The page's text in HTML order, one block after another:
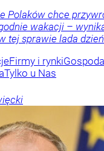
Polaków chce
wakacji –
tej sprawie lada
Firmy i rynki
Tylko u Nas